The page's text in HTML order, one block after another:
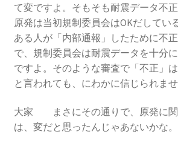
原発ゼロと未来
原発動向
原発 日誌
2022.7.15東電・株主訴訟 経営陣
て変ですよ。そもそも耐震データ不
原発は当初規制委員会はOKだしてい
ある人が「内部通報」したために不
で、規制委員会は耐震データを十分
ですよ。そのような審査で「不正」
と言われても、にわかに信じられませ
大家 まさにその通りで、原発に関
は、変だと思ったんじゃあないかな。